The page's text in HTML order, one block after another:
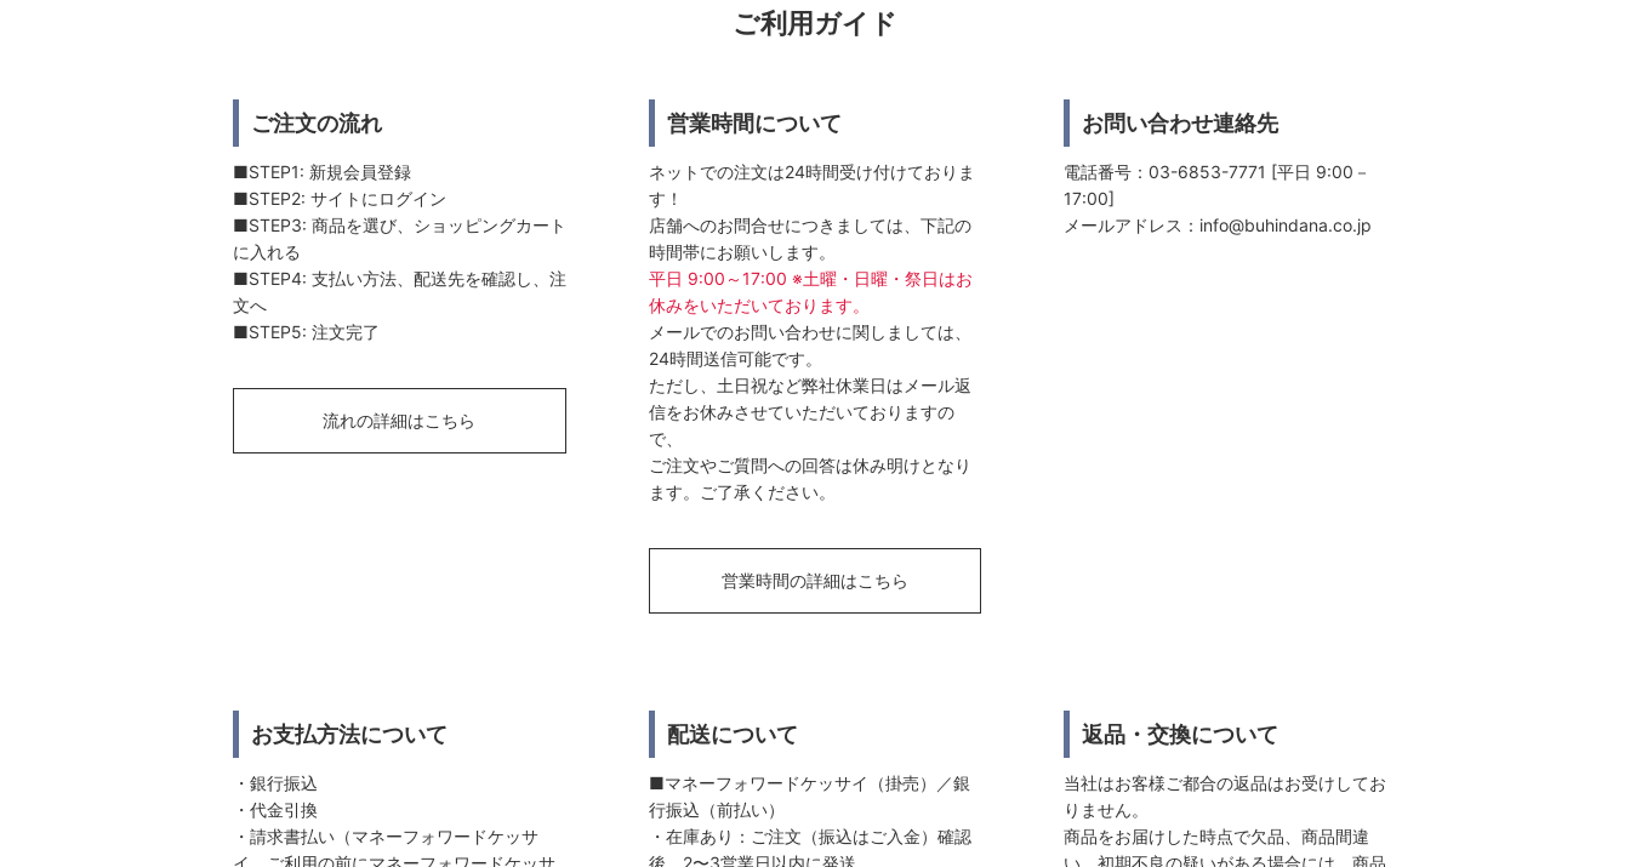
ご利用ガイド
ご注文の流れ
■STEP1: 新規会員登録
■STEP2: サイトにログイン
■STEP3: 商品を選び、ショッピングカート
に入れる
■STEP4: 支払い方法、配送先を確認し、注
文へ
■STEP5: 注文完了
流れの詳細はこちら
営業時間について
ネットでの注文は24時間受け付けておりま
す！
店舗へのお問合せにつきましては、下記の
時間帯にお願いします。
平日 9:00～17:00 ※土曜・日曜・祭日はお
休みをいただいております。
メールでのお問い合わせに関しましては、
24時間送信可能です。
ただし、土日祝など弊社休業日はメール返
信をお休みさせていただいておりますの
で、
ご注文やご質問への回答は休み明けとなり
ます。ご了承ください。
営業時間の詳細はこちら
お問い合わせ連絡先
電話番号：03-6853-7771 [平日 9:00－
17:00]
メールアドレス： info@buhindana.co.jp
お支払方法について
・銀行振込
・代金引換
・請求書払い（マネーフォワードケッサ
イ。ご利用の前にマネーフォワードケッサ
配送について
■マネーフォワードケッサイ（掛売）／銀
行振込（前払い）
・在庫あり：ご注文（振込はご入金）確認
後、2〜3営業日以内に発送
返品・交換について
当社はお客様ご都合の返品はお受けしてお
りません。
商品をお届けした時点で欠品、商品間違
い、初期不良の疑いがある場合には、商品